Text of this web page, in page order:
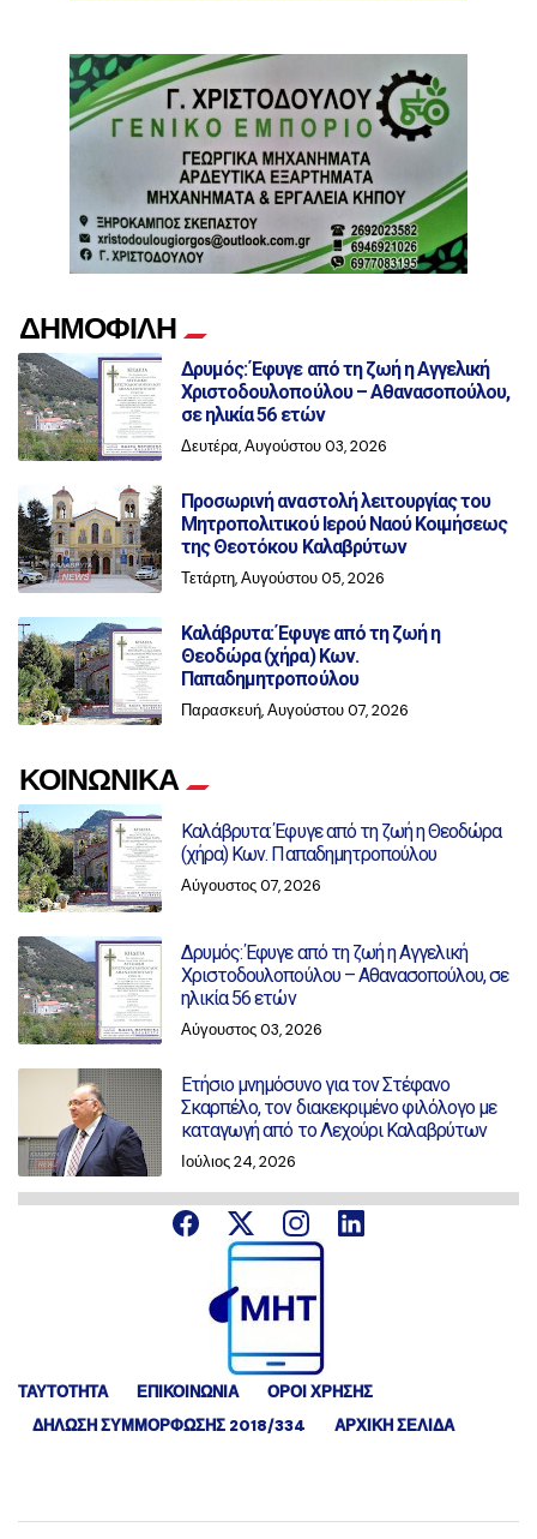
ΔΗΜΟΦΙΛΗ
Δρυμός: Έφυγε από τη ζωή η Αγγελική
Χριστοδουλοπούλου – Αθανασοπούλου,
σε ηλικία 56 ετών
Δευτέρα, Αυγούστου 03, 2026
Προσωρινή αναστολή λειτουργίας του
Μητροπολιτικού Ιερού Ναού Κοιμήσεως
της Θεοτόκου Καλαβρύτων
Τετάρτη, Αυγούστου 05, 2026
Καλάβρυτα: Έφυγε από τη ζωή η
Θεοδώρα (χήρα) Κων.
Παπαδημητροπούλου
Παρασκευή, Αυγούστου 07, 2026
ΚΟΙΝΩΝΙΚΑ
Καλάβρυτα: Έφυγε από τη ζωή η Θεοδώρα
(χήρα) Κων. Παπαδημητροπούλου
Αύγουστος 07, 2026
Δρυμός: Έφυγε από τη ζωή η Αγγελική
Χριστοδουλοπούλου – Αθανασοπούλου, σε
ηλικία 56 ετών
Αύγουστος 03, 2026
Ετήσιο μνημόσυνο για τον Στέφανο
Σκαρπέλο, τον διακεκριμένο φιλόλογο με
καταγωγή από το Λεχούρι Καλαβρύτων
Ιούλιος 24, 2026
ΤΑΥΤΟΤΗΤΑ ΕΠΙΚΟΙΝΩΝΙΑ
ΟΡΟΙ ΧΡΗΣΗΣ
ΔΉΛΩΣΗ ΣΥΜΜΌΡΦΩΣΗΣ 2018/334
ΑΡΧΙΚΗ ΣΕΛΙΔΑ